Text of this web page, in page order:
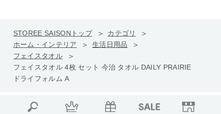
STOREE SAISONトップ
カテゴリ
ホーム・インテリア
生活日用品
フェイスタオル
フェイスタオル 4枚 セット 今治 タオル DAILY PRAIRIE
ドライフォルム A